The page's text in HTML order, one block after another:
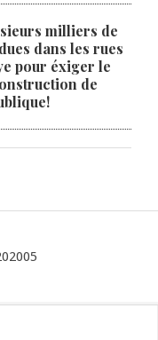
milliers de
dans les rues
pour éxiger le
de